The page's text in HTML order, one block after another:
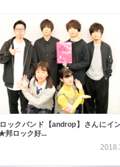
ックバンド【androp】さんにイ
邦ロック好...